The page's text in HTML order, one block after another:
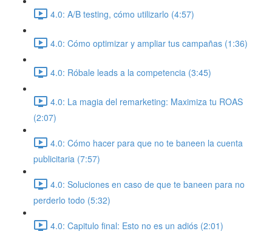
4.0: A/B testing, cómo utilizarlo (4:57)
4.0: Cómo optimizar y ampliar tus campañas (1:36)
4.0: Róbale leads a la competencia (3:45)
4.0: La magia del remarketing: Maximiza tu ROAS
(2:07)
4.0: Cómo hacer para que no te baneen la cuenta
publicitaria (7:57)
4.0: Soluciones en caso de que te baneen para no
perderlo todo (5:32)
4.0: Capitulo final: Esto no es un adiós (2:01)